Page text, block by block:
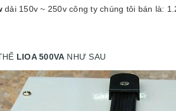
dải 150v ~ 250v công ty chúng tôi bán là:
LIOA 500VA NHƯ SAU